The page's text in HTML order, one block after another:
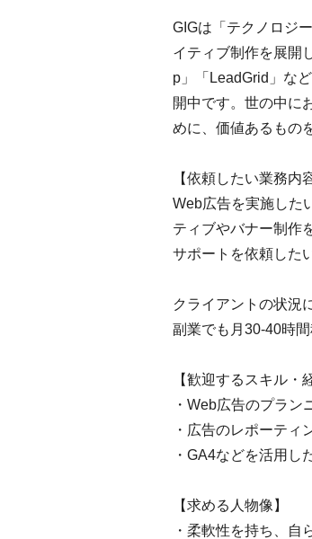
GIGは「テクノロジ
イティブ制作を展開
p」「LeadGrid」な
開中です。世の中に
めに、価値あるもの
【依頼したい業務内
Web広告を実施した
ティブやバナー制作
サポートを依頼した
クライアントの状況
副業でも月30-40時
【歓迎するスキル・
・Web広告のプラン
・広告のレポーティ
・GA4などを活用し
【求める人物像】
・柔軟性を持ち、自